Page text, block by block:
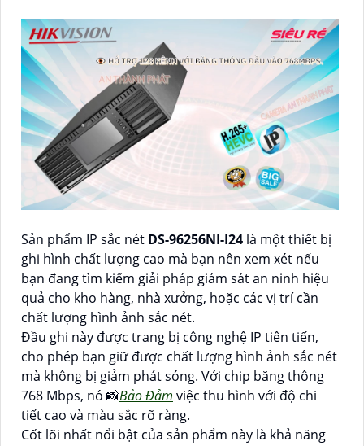
Sản phẩm IP sắc nét DS-96256NI-I24 là một thiết bị
ghi hình chất lượng cao mà bạn nên xem xét nếu
bạn đang tìm kiếm giải pháp giám sát an ninh hiệu
quả cho kho hàng, nhà xưởng, hoặc các vị trí cần
chất lượng hình ảnh sắc nét.
Đầu ghi này được trang bị công nghệ IP tiên tiến,
cho phép bạn giữ được chất lượng hình ảnh sắc nét
mà không bị giảm phát sóng. Với chip băng thông
768 Mbps, nó 📸Bảo Đảm việc thu hình với độ chi
tiết cao và màu sắc rõ ràng.
Cốt lõi nhất nổi bật của sản phẩm này là khả năng